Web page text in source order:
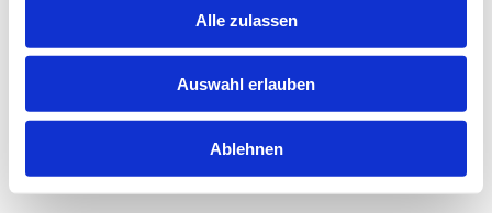
Alle zulassen
Auswahl erlauben
Ablehnen